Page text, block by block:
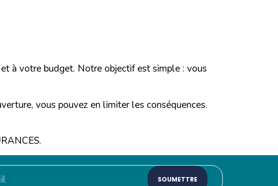
à votre budget. Notre objectif est simple : vous
vous pouvez en limiter les conséquences.
SOUMETTRE